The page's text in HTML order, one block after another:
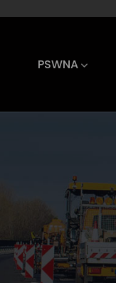
PSWNA